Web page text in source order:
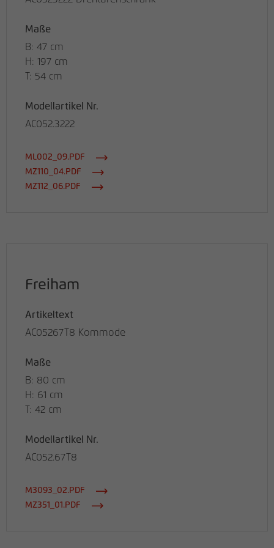
Maße
B: 47 cm
H: 197 cm
T: 54 cm
Modellartikel Nr.
AC052.3222
ML002_09.PDF
MZ110_04.PDF
MZ112_06.PDF
Freiham
Artikeltext
AC05267T8 Kommode
Maße
B: 80 cm
H: 61 cm
T: 42 cm
Modellartikel Nr.
AC052.67T8
M3093_02.PDF
MZ351_01.PDF